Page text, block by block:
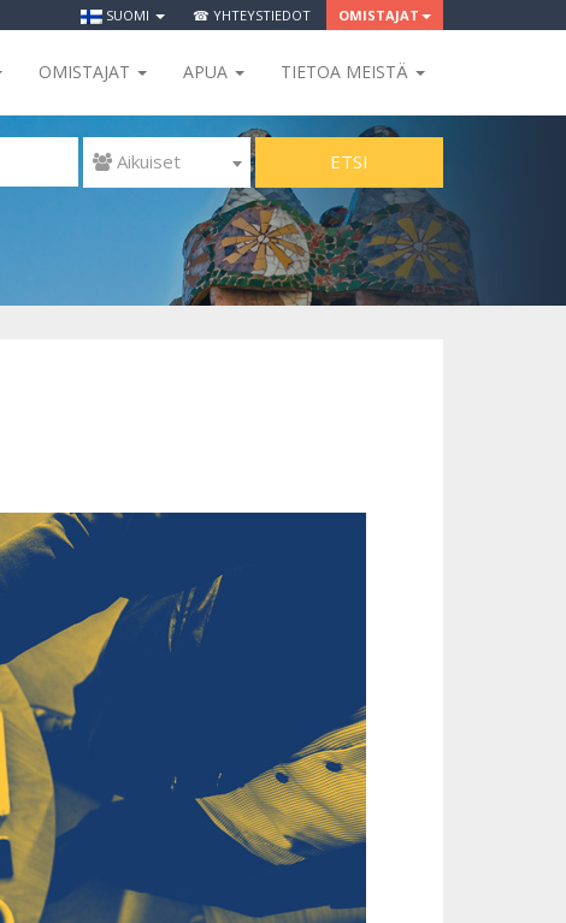
SUOMI ☎ YHTEYSTIEDOT OMISTAJAT
OMISTAJAT APUA TIETOA MEISTÄ
 Aikuiset ETSI